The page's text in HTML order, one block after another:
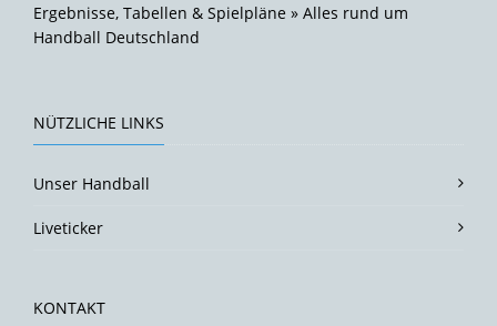
Ergebnisse, Tabellen & Spielpläne » Alles rund um
Handball Deutschland
NÜTZLICHE LINKS
Unser Handball
Liveticker
KONTAKT